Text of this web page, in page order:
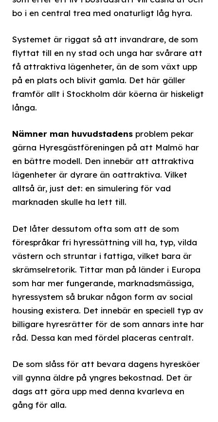
bo i en central trea med onaturligt låg hyra.
Systemet är riggat så att invandrare, de som
flyttat till en ny stad och unga har svårare att
få attraktiva lägenheter, än de som växt upp
på en plats och blivit gamla. Det här gäller
framför allt i Stockholm där köerna är hiskeligt
långa.
Nämner man huvudstadens problem pekar
gärna Hyresgästföreningen på att Malmö har
en bättre modell. Den innebär att attraktiva
lägenheter är dyrare än oattraktiva. Vilket
alltså är, just det: en simulering för vad
marknaden skulle ha lett till.
Det låter dessutom ofta som att de som
förespråkar fri hyressättning vill ha, typ, vilda
västern och struntar i fattiga, vilket bara är
skrämselretorik. Tittar man på länder i Europa
som har mer fungerande, marknadsmässiga,
hyressystem så brukar någon form av social
housing existera. Det innebär en speciell typ av
billigare hyresrätter för de som annars inte har
råd. Dessa kan med fördel placeras centralt.
De som slåss för att bevara dagens hyresköer
vill gynna äldre på yngres bekostnad. Det är
dags att göra upp med denna kvarleva en
gång för alla.